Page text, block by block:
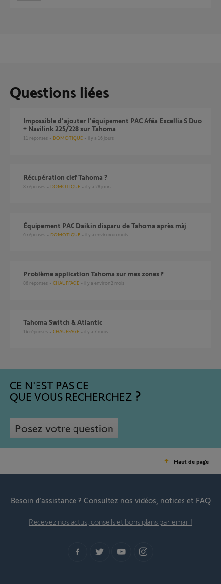
Questions liées
Impossible d'ajouter l'équipement PAC Aféa Excellia S Duo
+ Navilink 225/228 sur Tahoma
11 réponses DOMOTIQUE il y a 16 jours
Récupération clef Tahoma ?
8 réponses DOMOTIQUE il y a 28 jours
Équipement PAC Daikin disparu de Tahoma après màj
6 réponses DOMOTIQUE il y a environ un mois
Problème application Tahoma sur mes zones ?
86 réponses CHAUFFAGE il y a environ 2 mois
Tahoma Switch & Atlantic
14 réponses CHAUFFAGE il y a 7 mois
CE N'EST PAS CE
QUE VOUS RECHERCHEZ
Posez votre question
Haut de page
Besoin d’assistance ? Consultez nos vidéos, notices et FAQ
Recevez nos actus, conseils et bons plans par email !